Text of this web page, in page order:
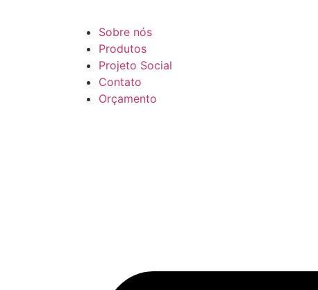
Sobre nós
Produtos
Projeto Social
Contato
Orçamento